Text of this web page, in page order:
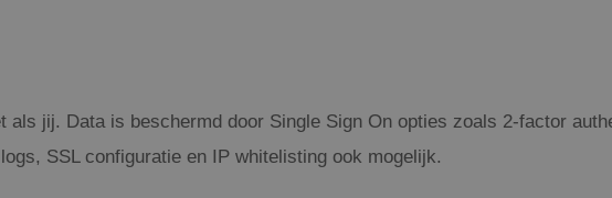
jij. Data is beschermd door Single Sign On opties zoals 2-factor
SSL configuratie en IP whitelisting ook mogelijk.